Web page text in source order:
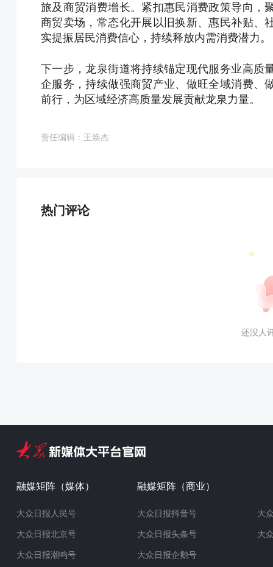
旅及商贸消费增长。紧扣惠民消费政策导向，
商贸卖场，常态化开展以旧换新、惠民补贴、
实提振居民消费信心，持续释放内需消费潜力。
下一步，龙泉街道将持续锚定现代服务业高质
企服务，持续做强商贸产业、做旺全域消费、
前行，为区域经济高质量发展贡献龙泉力量。
责任编辑：王焕杰
热门评论
还没人
融媒矩阵（媒体）
大众日报人民号
大众日报北京号
大众日报潮鸣号
融媒矩阵（商业）
大众日报抖音号
大众日报头条号
大众日报企鹅号
大
大